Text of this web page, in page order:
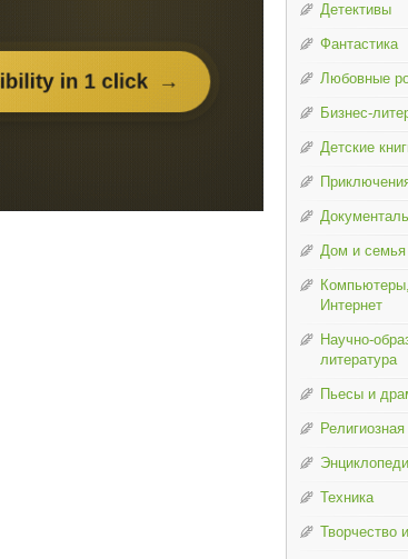
Детективы
Фантастика
Любовные
Бизнес-
Детские
Дом и семья
Интернет
Научно-
литература
Пьесы и
Техника
Творчество